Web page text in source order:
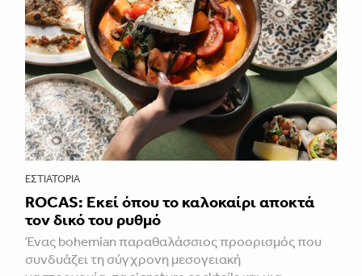
ΕΣΤΙΑΤΌΡΙΑ
ROCAS: Εκεί όπου το καλοκαίρι αποκτά
τον δικό του ρυθμό
Ένας bohemian παραθαλάσσιος προορισμός που
συνδυάζει τη σύγχρονη μεσογειακή